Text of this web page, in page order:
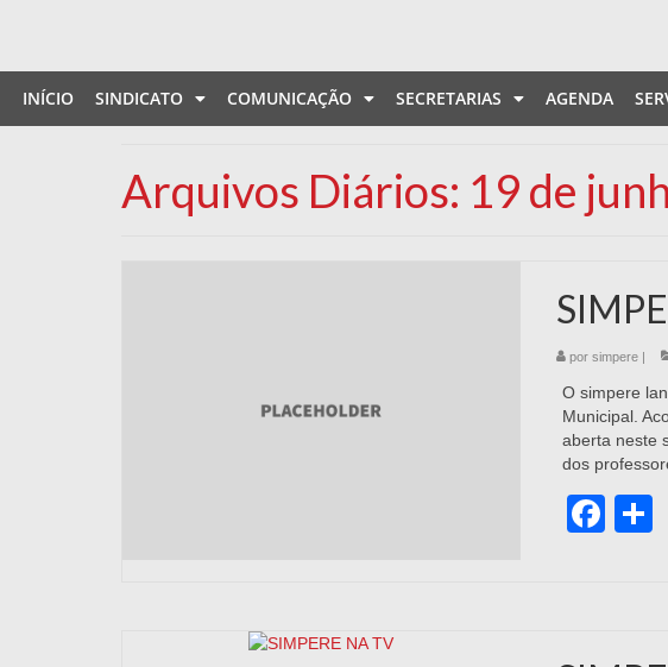
INÍCIO SINDICATO COMUNICAÇÃO SECRETARIAS AGENDA
Arquivos Diários: 19 de
por simpere|
O simpere
Municipal.
aberta neste
dos